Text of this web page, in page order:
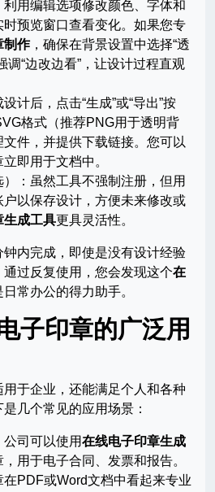
利用编辑选项修改颜色、字体和
时预览窗口查看变化。如果您专
制作，确保在背景设置中选择“透
调“边改边看”，让设计过程直观
设计后，点击“生成”或“导出”按
格式（推荐PNG用于透明背
件，并提供下载链接。您可以
即用于文档中。
）：虽然工具不强制注册，但用
户以保存设计，方便未来修改或
生成工具更具灵活性。
内完成，即使是没有设计经验
过反复使用，您会发现这个在
常办公的得力助手。
子印章的广泛用
用于企业，还能满足个人和各种
几个常见的应用场景：
公司可以使用在线电子印章生成
用于电子合同、发票和报告。
PDF或Word文档中看起来专业